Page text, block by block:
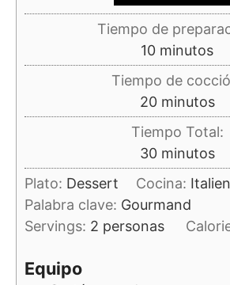
Tiempo de
10minutos
minutos
Tiempo de
20minutos
minutos
Tiempo Total:
30minutos
minutos
Plato: Dessert Cocina: Italien
Palabra clave: Gourmand
Servings: 2 personas
Equipo